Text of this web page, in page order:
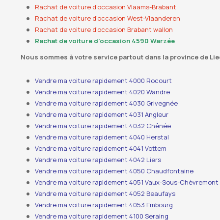
Rachat de voiture d’occasion Vlaams-Brabant
Rachat de voiture d’occasion West-Vlaanderen
Rachat de voiture d’occasion Brabant wallon
Rachat de voiture d’occasion 4590 Warzée
Nous sommes à votre service partout dans la province de
Vendre ma voiture rapidement 4000 Rocourt
Vendre ma voiture rapidement 4020 Wandre
Vendre ma voiture rapidement 4030 Grivegnée
Vendre ma voiture rapidement 4031 Angleur
Vendre ma voiture rapidement 4032 Chênée
Vendre ma voiture rapidement 4040 Herstal
Vendre ma voiture rapidement 4041 Vottem
Vendre ma voiture rapidement 4042 Liers
Vendre ma voiture rapidement 4050 Chaudfontaine
Vendre ma voiture rapidement 4051 Vaux-Sous-Chèvremont
Vendre ma voiture rapidement 4052 Beaufays
Vendre ma voiture rapidement 4053 Embourg
Vendre ma voiture rapidement 4100 Seraing